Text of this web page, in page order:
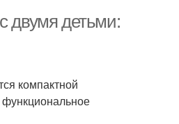
двумя детьми:
компактной